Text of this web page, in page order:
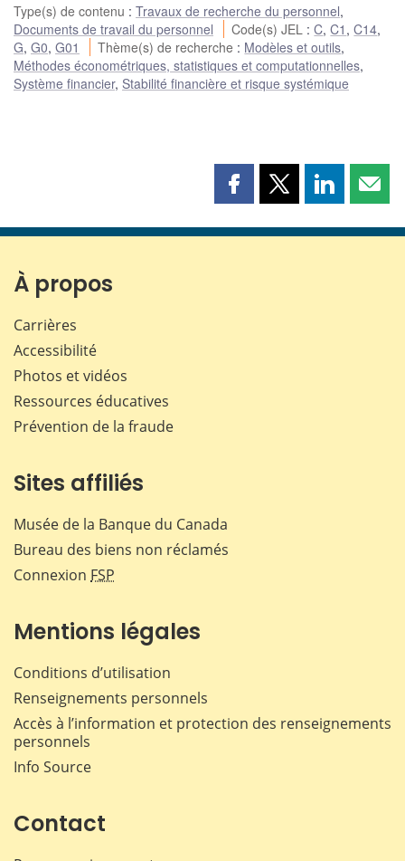
Type(s) de contenu : Travaux de recherche du personnel,
Documents de travail du personnel
Code(s) JEL :C,C1 ,C14,
G, G0, G01 Thème(s) de recherche : Modèles et outils,
Méthodes économétriques, statistiques et computationnelles,
Système financier, Stabilité financière et risque systémique
Partager
page
Partager
page
Partager
page page
À propos
Carrières
Accessibilité
Photos et vidéos
Ressources éducatives
Prévention de la fraude
Sites affiliés
Musée de la Banque du Canada
Bureau des biens non réclamés
Connexion FSP
Mentions légales
Conditions d’utilisation
Renseignements personnels
Accès à l’information et protection des renseignements
personnels
Info Source
Contact